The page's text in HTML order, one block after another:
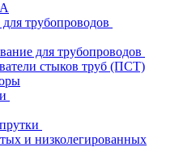
трубопроводов
для трубопроводов
стыков труб (ПСТ)
и низколегированных